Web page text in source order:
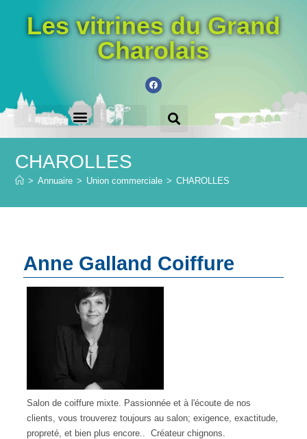
Les vitrines du Grand
Charolais
CHAROLLES
> Annuaire > Union commerciale > CHAROLLES
Anne Galland Coiffure
Salon de coiffure mixte. Passionnée et à l'écoute de nos
clients, vous trouverez toujours au salon; exigence, exactitude,
propreté, et bien plus encore.. Créateur chignons.